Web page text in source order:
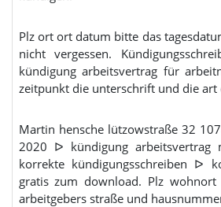
Plz ort ort datum bitte das
nicht vergessen.
kündigung arbeitsvertrag für
zeitpunkt die unterschrift und die
Martin hensche lützowstraße 32
2020 ᐅ kündigung
korrekte kündigungsschreiben ᐅ
gratis zum download. Plz
arbeitgebers straße und